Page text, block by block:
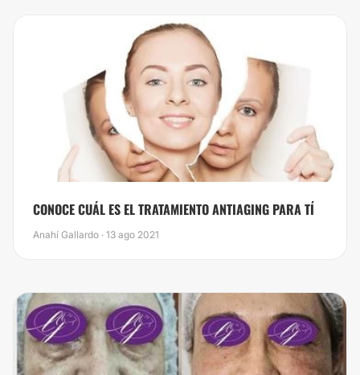
CONOCE CUÁL ES EL TRATAMIENTO ANTIAGING PARA TÍ
Anahí Gallardo · 13 ago 2021